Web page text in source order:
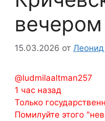
15.03.2026 от
@ludmilaaltman257
1 час назад
Только
Помилуйте этого